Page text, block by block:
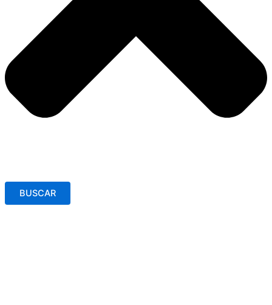
BUSCAR